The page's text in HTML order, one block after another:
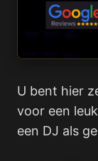
U bent hier
voor een
een DJ als